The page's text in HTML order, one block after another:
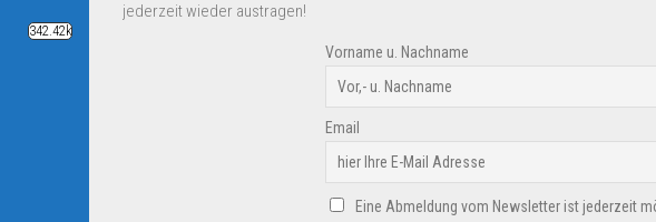
jederzeit wieder austragen!
Vorname u. Nachname
Email
Eine Abmeldung vom Newsletter ist jederzeit
342.42k